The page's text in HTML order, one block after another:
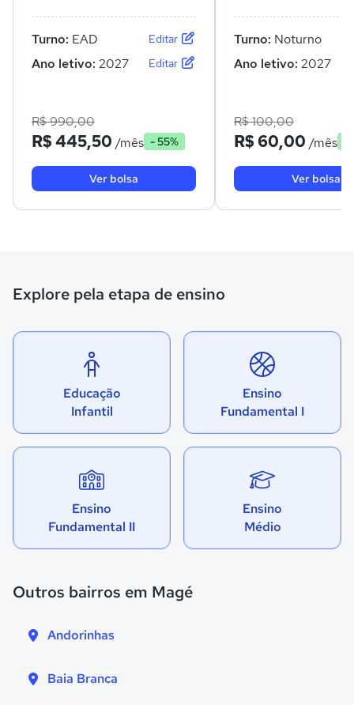
Turno: EAD Editar
Ano letivo: 2027 Editar
R$ 990,00
R$ 445,50 /mês - 55%
Ver bolsa
Turno: Noturno
Ano letivo: 2027
R$ 100,00
R$ 60,00 /mês
Ver bolsa
Explore pela etapa de ensino
Educação
Infantil
Ensino
Fundamental I
Ensino
Fundamental II
Ensino
Médio
Outros bairros em Magé
Andorinhas
Baia Branca